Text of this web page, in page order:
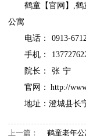
鹤童 【官网】,鹤
公寓
电话： 0913-
手机：
院长： 张 宁
官网： http://
地址：澄城县长
上一篇： 鹤童老年